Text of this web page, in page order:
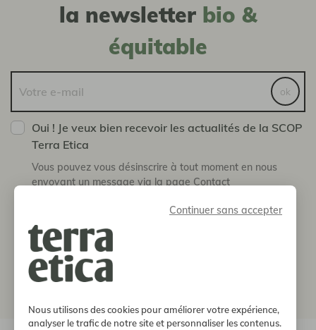
Continuer sans accepter
Nous utilisons des cookies pour améliorer votre expérience,
analyser le trafic de notre site et personnaliser les contenus.
la newsletter bio &
équitable
Oui ! Je veux bien recevoir les actualités de la SCOP
Terra Etica
Vous pouvez vous désinscrire à tout moment en nous
envoyant un message via la page Contact
ok
boutique
notre histoire